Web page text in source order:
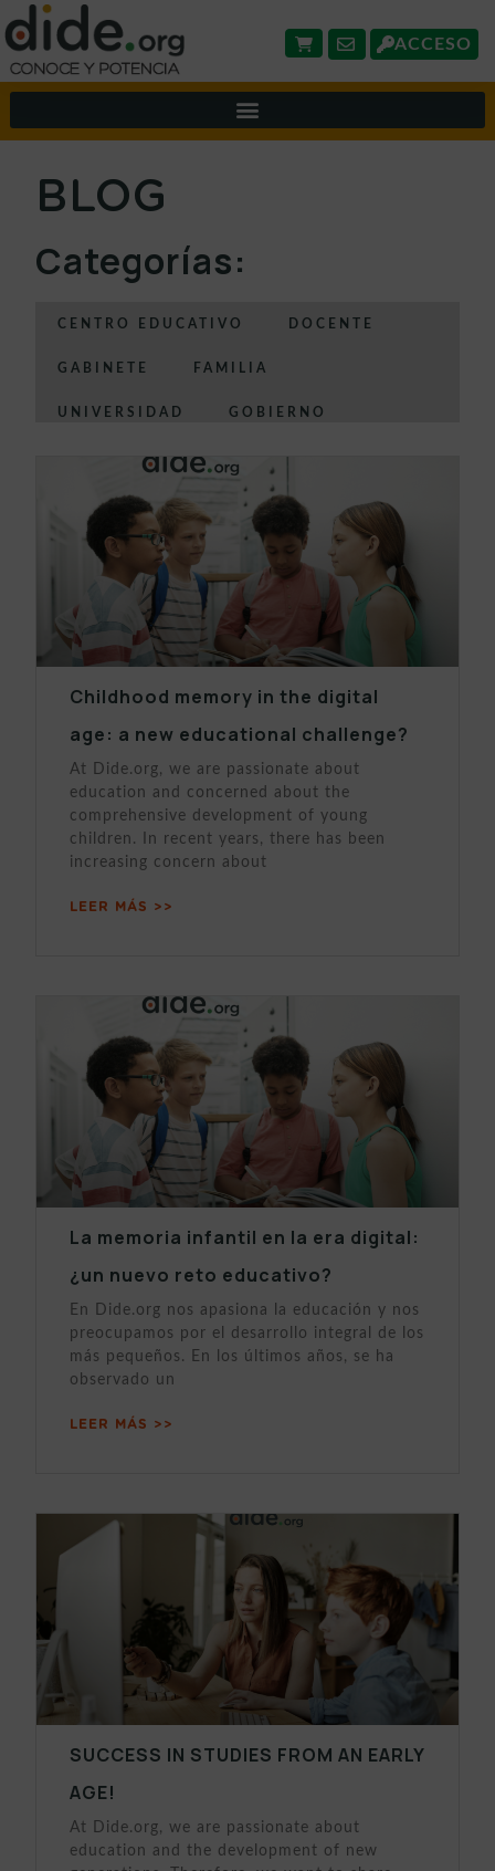
ACCESO
BLOG
Categorías:
CENTRO EDUCATIVO DOCENTE
GABINETE FAMILIA
UNIVERSIDAD GOBIERNO
Childhood memory in the digital
age: a new educational challenge?
At Dide.org, we are passionate about
education and concerned about the
comprehensive development of young
children. In recent years, there has been
increasing concern about
LEER MÁS >>
La memoria infantil en la era digital:
¿un nuevo reto educativo?
En Dide.org nos apasiona la educación y nos
preocupamos por el desarrollo integral de los
más pequeños. En los últimos años, se ha
observado un
LEER MÁS >>
SUCCESS IN STUDIES FROM AN EARLY
AGE!
At Dide.org, we are passionate about
education and the development of new